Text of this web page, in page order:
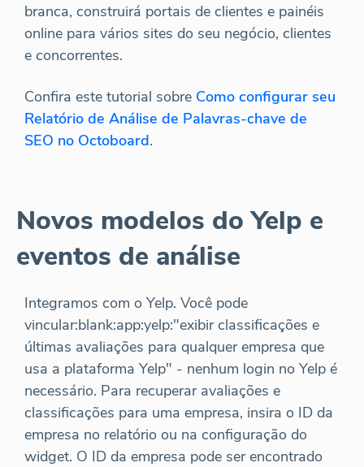
branca, construirá portais de clientes e painéis
online para vários sites do seu negócio, clientes
e concorrentes.
Confira este tutorial sobre Como configurar seu
Relatório de Análise de Palavras-chave de
SEO no Octoboard.
Novos modelos do Yelp e
eventos de análise
Integramos com o Yelp. Você pode
vincular:blank:app:yelp:"exibir classificações e
últimas avaliações para qualquer empresa que
usa a plataforma Yelp" - nenhum login no Yelp é
necessário. Para recuperar avaliações e
classificações para uma empresa, insira o ID da
empresa no relatório ou na configuração do
widget. O ID da empresa pode ser encontrado